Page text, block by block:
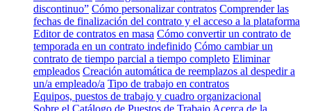
discontinuo” Cómo personalizar contratos Comprender las
fechas de finalización del contrato y el acceso a la plataforma
Editor de contratos en masa Cómo convertir un contrato de
temporada en un contrato indefinido Cómo cambiar un
contrato de tiempo parcial a tiempo completo Eliminar
empleados Creación automática de reemplazos al despedir a
un/a empleado/a Tipo de trabajo en contratos
Equipos, puestos de trabajo y cuadro organizacional
Sobre el Catálogo de Puestos de Trabajo Acerca de la